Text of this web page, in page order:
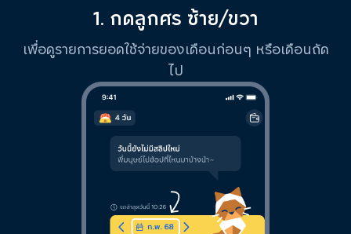
1. กดลูกศร ซ้าย/ขวา
เพื่อดูรายการยอดใช้จ่ายของเดือนก่อนๆ หรือเดือนถัด
ไป